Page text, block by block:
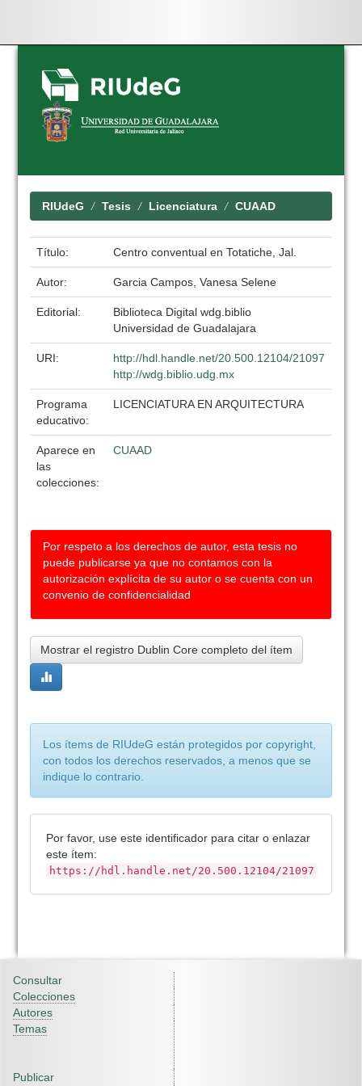
Skip
navigation
RIUdeG Tesis Licenciatura CUAAD
Título: Centro conventual en Totatiche, Jal.
Autor: Garcia Campos, Vanesa Selene
Editorial:
Biblioteca Digital wdg.biblio
Universidad de Guadalajara
URI:
http://hdl.handle.net/20.500.12104/21097
http://wdg.biblio.udg.mx
Programa
educativo:
LICENCIATURA EN ARQUITECTURA
Aparece en
las
colecciones:
CUAAD
Por respeto a los derechos de autor, esta tesis no
puede publicarse ya que no contamos con la
autorización explícita de su autor o se cuenta con un
convenio de confidencialidad
Mostrar el registro Dublin Core completo del ítem
Los ítems de RIUdeG están protegidos por copyright,
con todos los derechos reservados, a menos que se
indique lo contrario.
Por favor, use este identificador para citar o enlazar
este ítem:
https://hdl.handle.net/20.500.12104/21097
Consultar
Colecciones
Autores
Temas
Publicar